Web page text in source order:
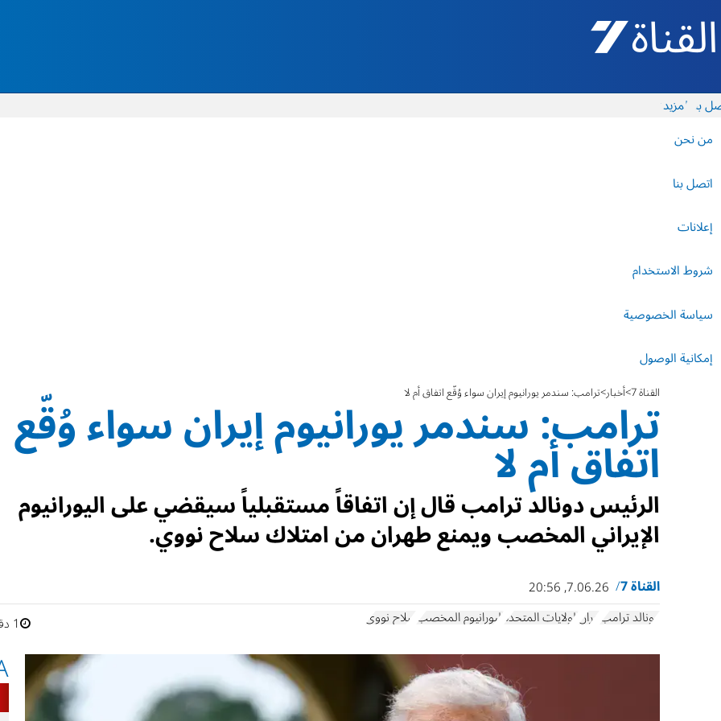
القناة 7 - أروتس شيفع
بنا
من نحن
اتصل بنا
إعلانات
شروط الاستخدام
سياسة الخصوصية
إمكانية الوصول
المزيد
القناة 7 أخبار ترامب: سندمر يورانيوم إيران سواء وُقّع اتفاق أم لا
ترامب: سندمر يورانيوم إيران سواء وُقّع
اتفاق أم لا
الرئيس دونالد ترامب قال إن اتفاقاً مستقبلياً سيقضي على اليورانيوم
الإيراني المخصب ويمنع طهران من امتلاك سلاح نووي.
القناة 7
7.06.26, 20:56
دونالد ترامب إيرانالولايات المتحدة اليورانيوم المخصب سلاح نووي 1 دقائق